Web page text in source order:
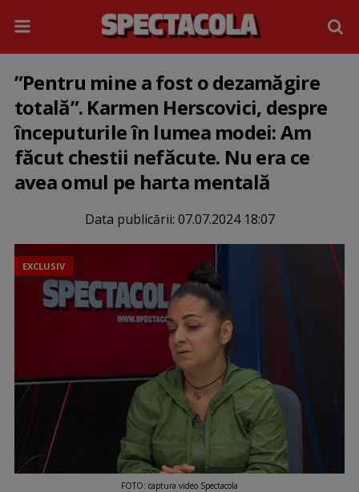
”Pentru mine a fost o dezamăgire
totală”. Karmen Herscovici, despre
începuturile în lumea modei: Am
făcut chestii nefăcute. Nu era ce
avea omul pe harta mentală
Data publicării: 07.07.2024 18:07
EXCLUSIV
FOTO: captura video Spectacola